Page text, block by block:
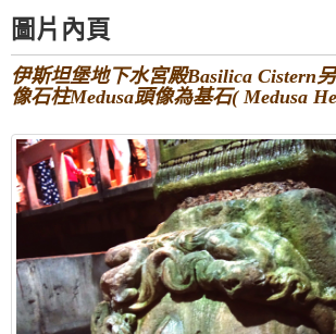
圖片內頁
伊斯坦堡地下水宮殿Basilica Cistern
像石柱Medusa頭像為基石( Medusa